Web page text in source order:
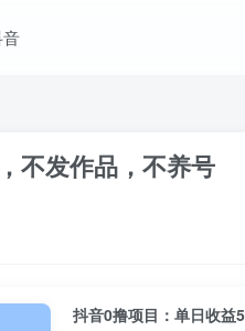
不发作品，不养号
抖音0撸项目：单日收益